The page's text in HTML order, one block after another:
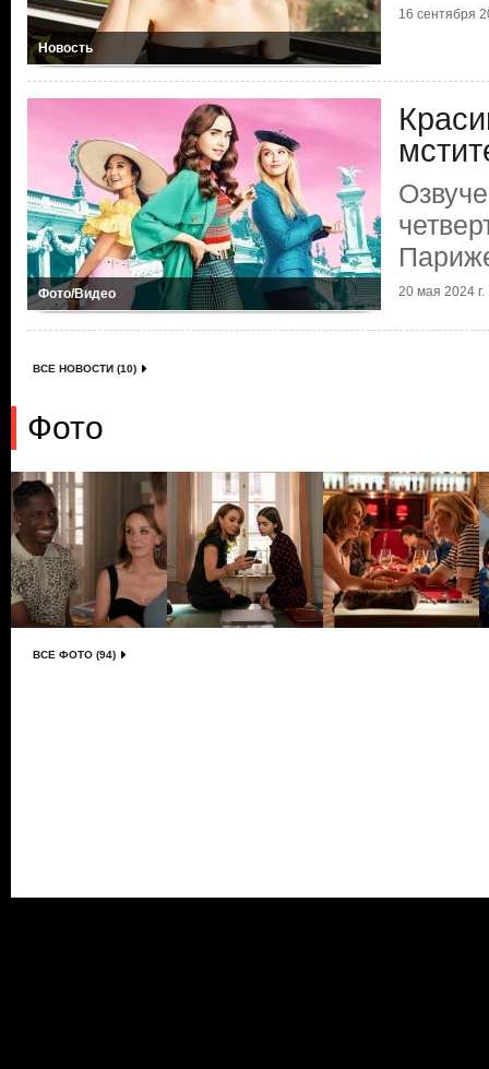
Новость
16 сентября
Фото/Видео 20 мая 2024 г.
ВСЕ НОВОСТИ (10)
Фото
ВСЕ ФОТО (94)